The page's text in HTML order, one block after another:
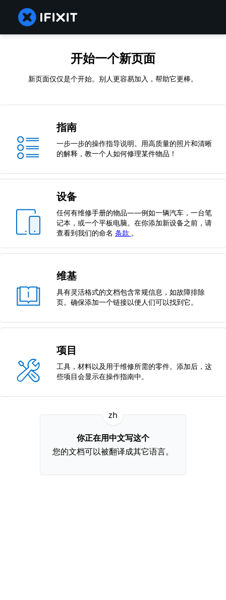
开始一个新页面
新页面仅仅是个开始。别人更容易加入，帮助它更棒。
指南
一步一步的操作指导说明。用高质量的照片和清晰
的解释，教一个人如何修理某件物品！
设备
任何有维修手册的物品——例如一辆汽车，一台笔
记本，或一个平板电脑。在你添加新设备之前，请
查看到我们的命名 条款 。
维基
具有灵活格式的文档包含常规信息，如故障排除
页。确保添加一个链接以便人们可以找到它。
项目
工具，材料以及用于维修所需的零件。添加后，这
些项目会显示在操作指南中。
zh
你正在用中文写这个
您的文档可以被翻译成其它语言。